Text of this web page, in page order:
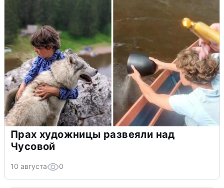
Прах художницы развеяли над
Чусовой
10 августа 0